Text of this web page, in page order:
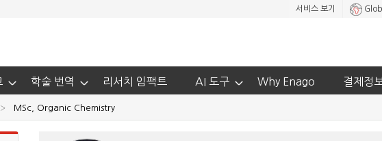
서비스 보기
학술 번역 리서치 임팩트 AI 도구 Why Enago 결제정보
MSc, Organic Chemistry